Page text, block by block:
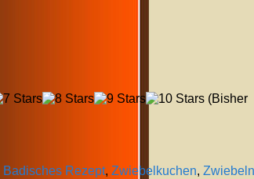
(Bisher
Badisches Rezept, Zwiebelkuchen, Zwiebeln